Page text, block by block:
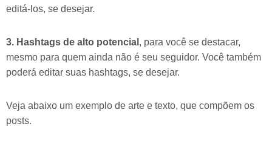
editá-los, se desejar.
3. Hashtags de alto potencial , para você se destacar,
mesmo para quem ainda não é seu seguidor. Você também
poderá editar suas hashtags, se desejar.
Veja abaixo um exemplo de arte e texto, que compõem os
posts.